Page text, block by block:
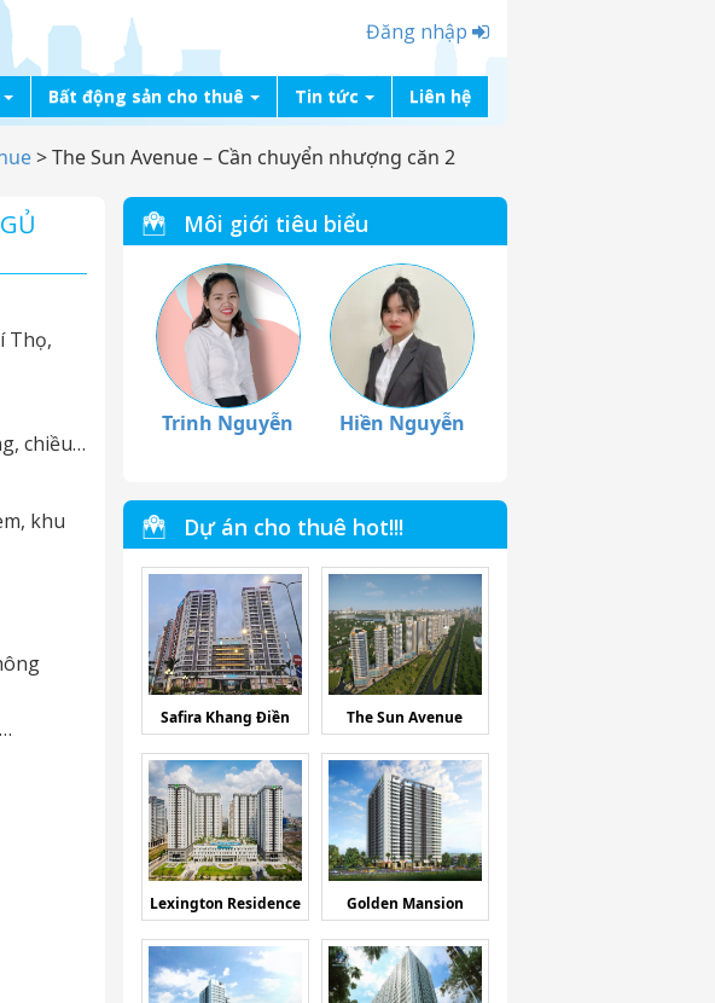
Đăng nhập
Bất động sản cho thuê Tin tức Liên hệ
>The Sun Avenue – Cần chuyển nhượng căn 2
Thọ,
chiều…
khu
Môi giới tiêu biểu
Trinh Nguyễn Hiền Nguyễn
Dự án cho thuê hot!!!
Safira Khang Điền The Sun Avenue
Lexington Residence Golden Mansion